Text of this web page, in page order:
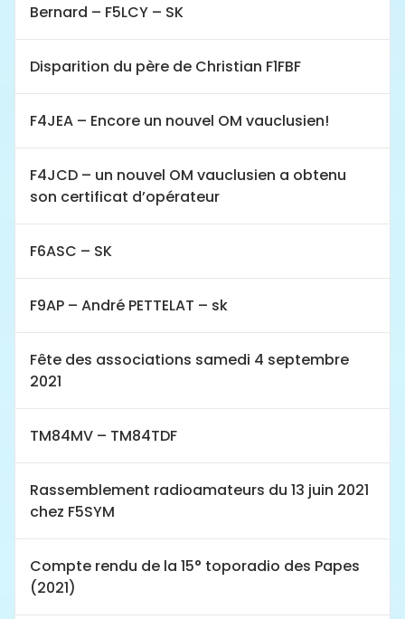
Bernard – F5LCY – SK
Disparition du père de Christian F1FBF
F4JEA – Encore un nouvel OM vauclusien!
F4JCD – un nouvel OM vauclusien a obtenu
son certificat d’opérateur
F6ASC – SK
F9AP – André PETTELAT – sk
Fête des associations samedi 4 septembre
2021
TM84MV – TM84TDF
Rassemblement radioamateurs du 13 juin 2021
chez F5SYM
Compte rendu de la 15° toporadio des Papes
(2021)